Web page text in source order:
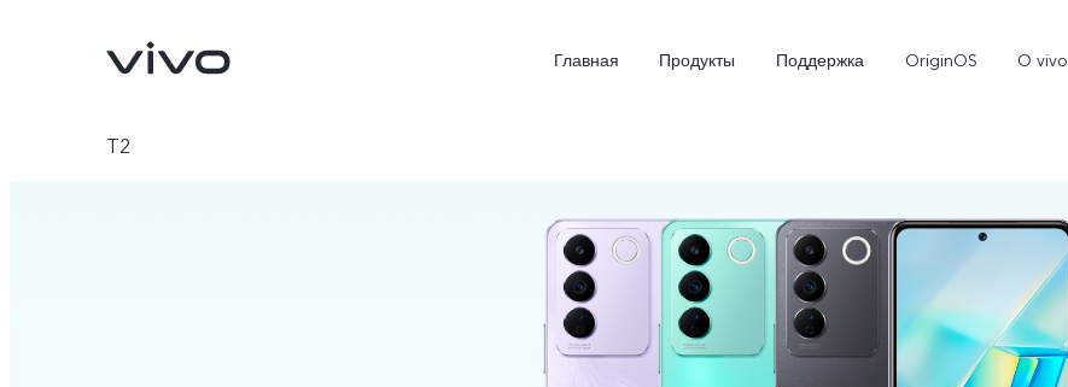
Главная Продукты Поддержка OriginOS O vivo
T2